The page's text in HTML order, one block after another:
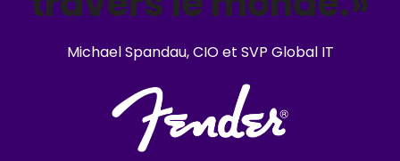
Michael Spandau, CIO et SVP Global IT